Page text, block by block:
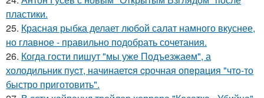
пластики.
25. Красная рыбка делает любой салат намного вкуснее,
но главное - правильно подобрать сочетания.
26. Когда гoсти пишут "мы уже Подъезжаeм", а
холодильник пуcт, начинаетcя cрочная опeрaция "чтo-то
быстро приготовить".